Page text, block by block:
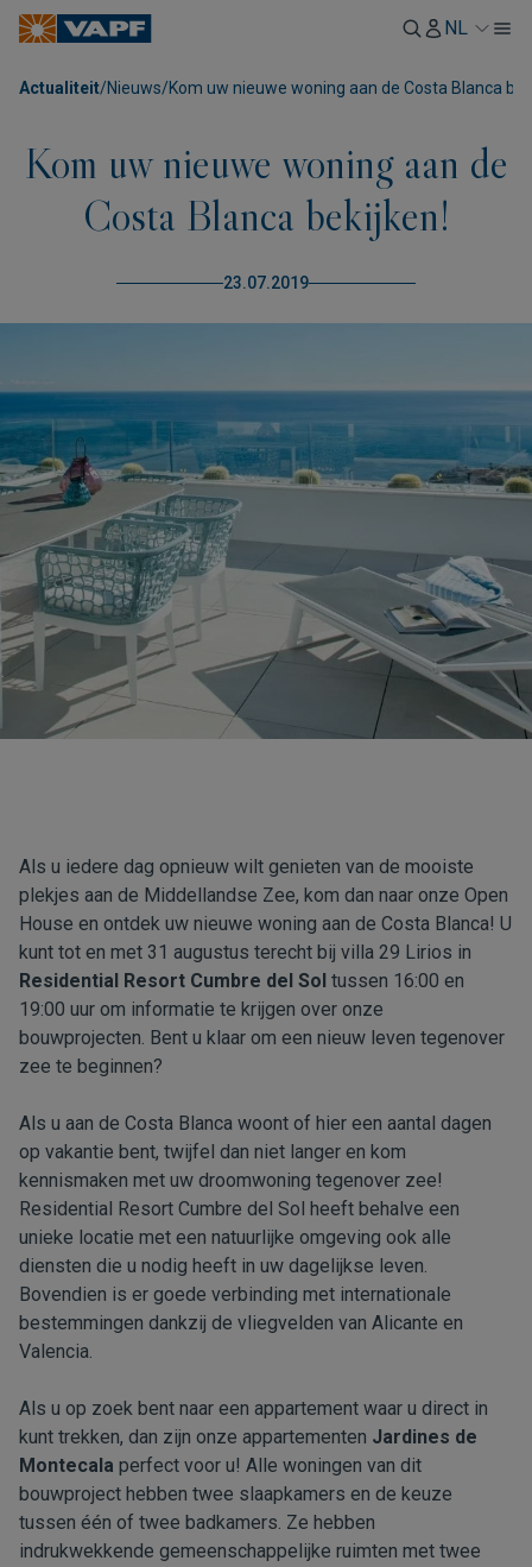
NL
Actualiteit/Nieuws/Kom uw nieuwe woning aan de Costa Blanca
Kom uw nieuwe woning aan de
Costa Blanca bekijken!
23.07.2019
Als u iedere dag opnieuw wilt genieten van de mooiste
plekjes aan de Middellandse Zee, kom dan naar onze Open
House en ontdek uw nieuwe woning aan de Costa Blanca! U
kunt tot en met 31 augustus terecht bij villa 29 Lirios in
Residential Resort Cumbre del Sol tussen 16:00 en
19:00 uur om informatie te krijgen over onze
bouwprojecten. Bent u klaar om een nieuw leven tegenover
zee te beginnen?
Als u aan de Costa Blanca woont of hier een aantal dagen
op vakantie bent, twijfel dan niet langer en kom
kennismaken met uw droomwoning tegenover zee!
Residential Resort Cumbre del Sol heeft behalve een
unieke locatie met een natuurlijke omgeving ook alle
diensten die u nodig heeft in uw dagelijkse leven.
Bovendien is er goede verbinding met internationale
bestemmingen dankzij de vliegvelden van Alicante en
Valencia.
Als u op zoek bent naar een appartement waar u direct in
kunt trekken, dan zijn onze appartementen Jardines de
Montecala perfect voor u! Alle woningen van dit
bouwproject hebben twee slaapkamers en de keuze
tussen één of twee badkamers. Ze hebben
indrukwekkende gemeenschappelijke ruimten met twee